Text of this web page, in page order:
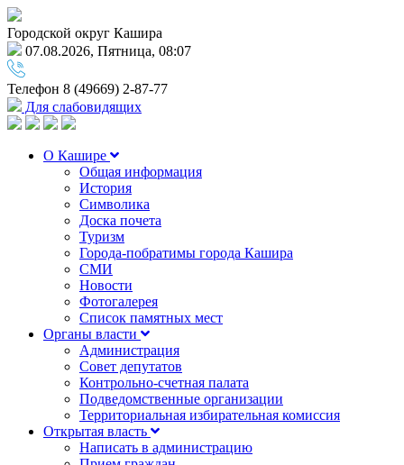
Городской округ Кашира
07.08.2026, Пятница, 08:07
Телефон 8 (49669) 2-87-77
Для слабовидящих
О Кашире
Общая информация
История
Символика
Доска почета
Туризм
Города-побратимы города Кашира
СМИ
Новости
Фотогалерея
Список памятных мест
Органы власти
Администрация
Совет депутатов
Контрольно-счетная палата
Подведомственные организации
Территориальная избирательная комиссия
Открытая власть
Написать в администрацию